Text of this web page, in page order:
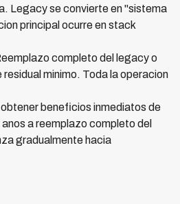
Legacy se convierte en "sistema
principal ocurre en stack
completo del legacy o
minimo. Toda la operacion
beneficios inmediatos de
a reemplazo completo del
gradualmente hacia